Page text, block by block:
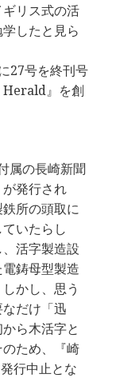
リス式の活
したと見ら
27号を終刊号
Herald』を創
属の長崎新聞
発行され
所の頭取に
いたらし
活字製造設
鋳母型製造
かし、思う
だけ「迅
ら木活字と
ため、『崎
行中止とな